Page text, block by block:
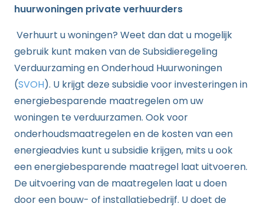
huurwoningen private verhuurders
Verhuurt u woningen? Weet dan dat u mogelijk
gebruik kunt maken van de Subsidieregeling
Verduurzaming en Onderhoud Huurwoningen
(SVOH). U krijgt deze subsidie voor investeringen in
energiebesparende maatregelen om uw
woningen te verduurzamen. Ook voor
onderhoudsmaatregelen en de kosten van een
energieadvies kunt u subsidie krijgen, mits u ook
een energiebesparende maatregel laat uitvoeren.
De uitvoering van de maatregelen laat u doen
door een bouw- of installatiebedrijf. U doet de